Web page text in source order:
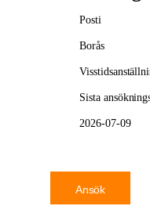
Posti
Borås
Sista
2026-07-09
Ansök